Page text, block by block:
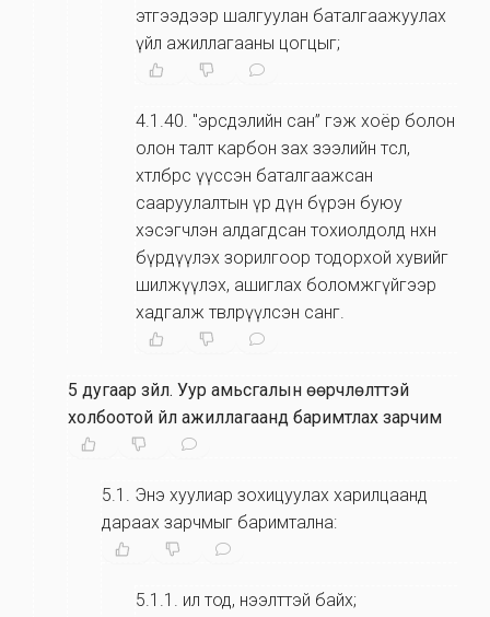
этгээдээр шалгуулан баталгаажуулах
үйл ажиллагааны цогцыг;
4.1.40. "эрсдэлийн сан” гэж хоёр болон
олон талт карбон зах зээлийн төсөл,
хөтөлбөрөөс үүссэн баталгаажсан
сааруулалтын үр дүн бүрэн буюу
хэсэгчлэн алдагдсан тохиолдолд нөхөн
бүрдүүлэх зорилгоор тодорхой хувийг
шилжүүлэх, ашиглах боломжгүйгээр
хадгалж төвлөрүүлсэн санг.
5 дугаар зүйл. Уур амьсгалын өөрчлөлттэй
холбоотой үйл ажиллагаанд баримтлах зарчим
5.1 . Энэ хуулиар зохицуулах харилцаанд
дараах зарчмыг баримтална:
5.1.1 . ил тод, нээлттэй байх;